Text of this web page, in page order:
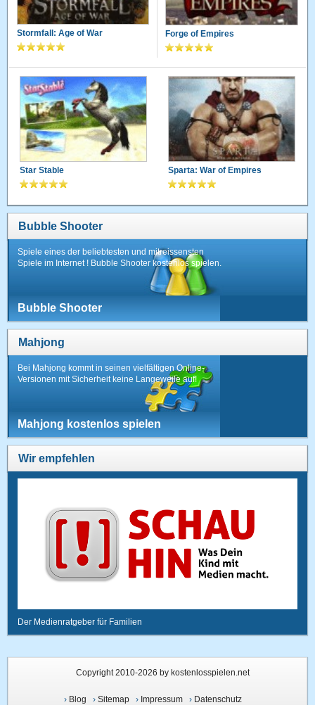
Stormfall: Age of War Forge of Empires
Star Stable Sparta: War of Empires
Bubble Shooter
Spiele eines der beliebtesten und mitreissensten
Spiele im Internet ! Bubble Shooter kostenlos spielen.
Bubble Shooter
Mahjong
Bei Mahjong kommt in seinen vielfältigen Online-
Versionen mit Sicherheit keine Langeweile auf!
Mahjong kostenlos spielen
Wir empfehlen
Der Medienratgeber für Familien
Copyright 2010-2026 by kostenlosspielen.net
› Blog › Sitemap› Impressum› Datenschutz